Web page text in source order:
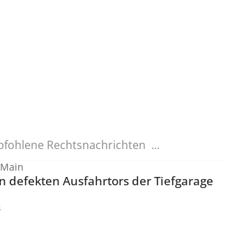
Rechtsnachrichten ...
defekten Ausfahrtors der Tiefgarage